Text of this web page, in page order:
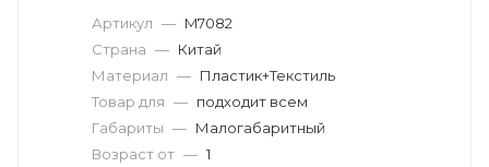
Артикул — M7082
Страна — Китай
Материал — Пластик+Текстиль
Товар для — подходит всем
Габариты — Малогабаритный
Возраст от — 1